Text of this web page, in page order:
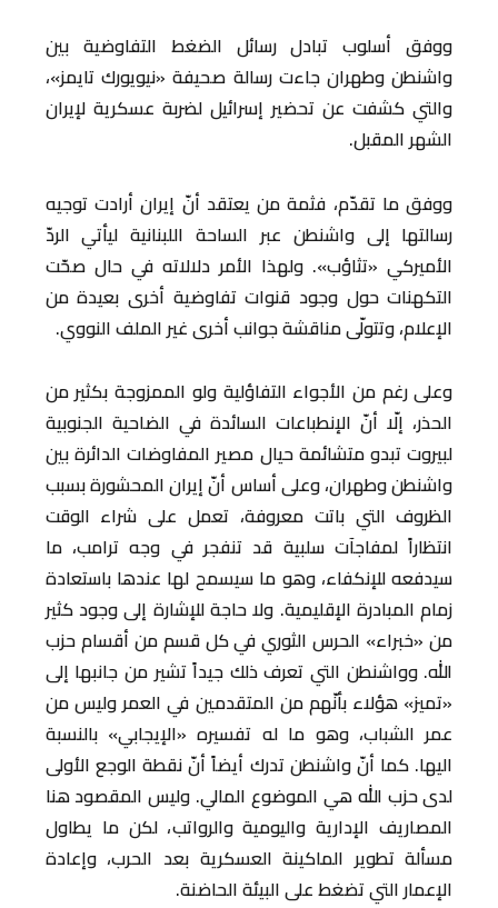
ووفق أسلوب تبادل رسائل الضغط التفاوضية بين
واشنطن وطهران جاءت رسالة صحيفة «نيويورك تايمز»،
والتي كشفت عن تحضير إسرائيل لضربة عسكرية لإيران
الشهر المقبل.
ووفق ما تقدّم، فثمة من يعتقد أنّ إيران أرادت توجيه
رسالتها إلى واشنطن عبر الساحة اللبنانية ليأتي الردّ
الأميركي «تثاؤب». ولهذا الأمر دلالاته في حال صحّت
التكهنات حول وجود قنوات تفاوضية أخرى بعيدة من
الإعلام، وتتولّى مناقشة جوانب أخرى غير الملف النووي.
وعلى رغم من الأجواء التفاؤلية ولو الممزوجة بكثير من
الحذر، إلّا أنّ الإنطباعات السائدة في الضاحية الجنوبية
لبيروت تبدو متشائمة حيال مصير المفاوضات الدائرة بين
واشنطن وطهران، وعلى أساس أنّ إيران المحشورة بسبب
الظروف التي باتت معروفة، تعمل على شراء الوقت
انتظاراً لمفاجآت سلبية قد تنفجر في وجه ترامب، ما
سيدفعه للإنكفاء، وهو ما سيسمح لها عندها باستعادة
زمام المبادرة الإقليمية. ولا حاجة للإشارة إلى وجود كثير
من «خبراء» الحرس الثوري في كل قسم من أقسام حزب
الله. وواشنطن التي تعرف ذلك جيداً تشير من جانبها إلى
«تميز» هؤلاء بأنّهم من المتقدمين في العمر وليس من
عمر الشباب، وهو ما له تفسيره «الإيجابي» بالنسبة
اليها. كما أنّ واشنطن تدرك أيضاً أنّ نقطة الوجع الأولى
لدى حزب الله هي الموضوع المالي. وليس المقصود هنا
المصاريف الإدارية واليومية والرواتب، لكن ما يطاول
مسألة تطوير الماكينة العسكرية بعد الحرب، وإعادة
الإعمار التي تضغط على البيئة الحاضنة.